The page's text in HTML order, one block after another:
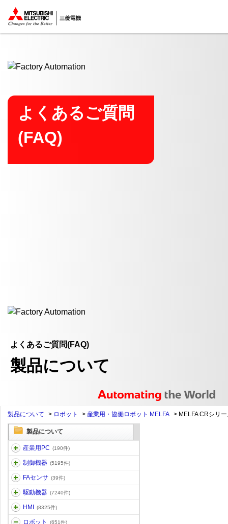
ここから本文
よくあるご質問
(FAQ)
よくあるご質問(FAQ)
製品について
製品について > ロボット > 産業用・協働ロボット MELFA > MELFA CRシリ
製品について
産業用PC (190件)
制御機器 (5195件)
FAセンサ (39件)
駆動機器 (7240件)
HMI (8325件)
ロボット (651件)